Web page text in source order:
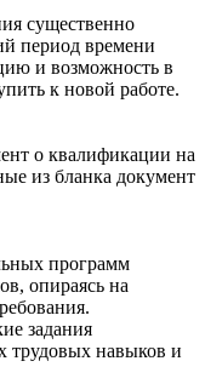
существенно
период времени
и возможность в
к новой работе.
о квалификации на
из бланка документ
программ
опираясь на
задания
трудовых навыков и